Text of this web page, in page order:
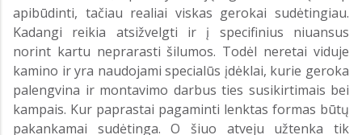
apibūdinti, tačiau realiai viskas gerokai sudėtingiau.
Kadangi reikia atsižvelgti ir į specifinius niuansus
norint kartu neprarasti šilumos. Todėl neretai viduje
kamino ir yra naudojami specialūs įdėklai, kurie geroka
palengvina ir montavimo darbus ties susikirtimais bei
kampais. Kur paprastai pagaminti lenktas formas būtų
pakankamai sudėtinga. O šiuo atveju užtenka tik